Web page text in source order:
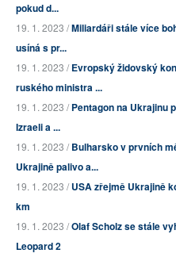
pokud d...
19. 1. 2023 /Miliardáři stále více
usíná s pr...
19. 1. 2023 /Evropský židovský
ruského ministra ...
19. 1. 2023 /Pentagon na Ukrajinu
Izraeli a ...
19. 1. 2023 /Bulharsko v prvních
Ukrajině palivo a...
19. 1. 2023 /USA zřejmě Ukrajině
km
19. 1. 2023 /Olaf Scholz se stále
Leopard 2